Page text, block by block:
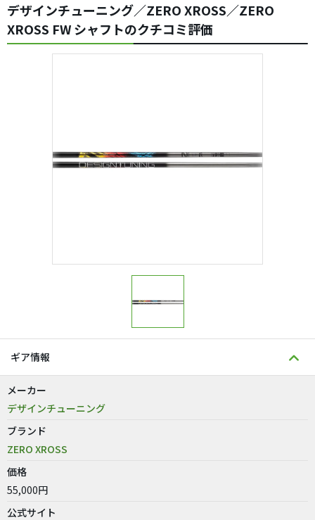
デザインチューニング／ZERO XROSS／ZERO
XROSS FW シャフトのクチコミ評価
ギア情報
メーカー
デザインチューニング
ブランド
ZERO XROSS
価格
55,000円
公式サイト